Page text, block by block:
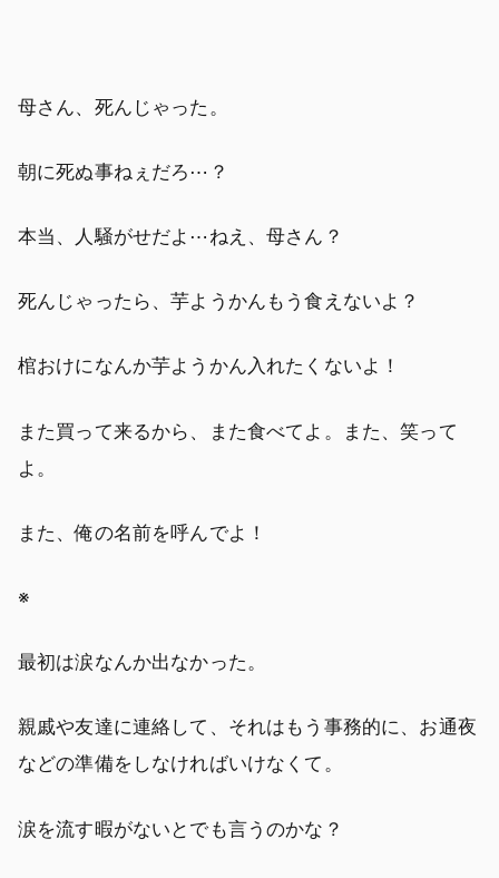
母さん、死んじゃった。
朝に死ぬ事ねぇだろ⋯？
本当、人騒がせだよ⋯ねえ、母さん？
死んじゃったら、芋ようかんもう食えないよ？
棺おけになんか芋ようかん入れたくないよ！
また買って来るから、また食べてよ。また、笑って
よ。
また、俺の名前を呼んでよ！
※
最初は涙なんか出なかった。
親戚や友達に連絡して、それはもう事務的に、お通夜
などの準備をしなければいけなくて。
涙を流す暇がないとでも言うのかな？